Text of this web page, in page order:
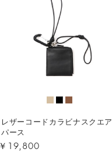
レザーコードカラビナスクエア
パース
￥19,800